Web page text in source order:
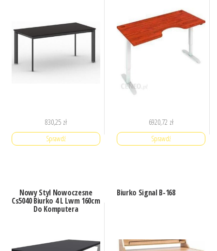
830,25 zł
Sprawdź
wysokości, 160
6920,72 zł
Sprawdź
Nowy Styl Nowoczesne
Cs5040 Biurko 4 L Lwm 160cm
Do Komputera
Biurko Signal B-168